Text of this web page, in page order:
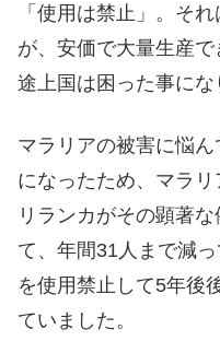
「使用は禁止」。そ
が、安価で大量生産
途上国は困った事にな
マラリアの被害に悩
になったため、マラ
リランカがその顕著
て、年間31人まで減
を使用禁止して5年後
ていました。